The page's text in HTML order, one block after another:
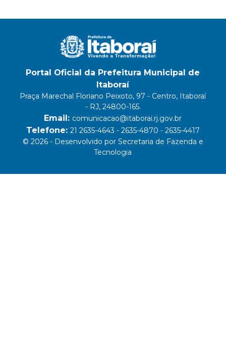
Portal Oficial da Prefeitura Municipal de
Itaboraí
Praça Marechal Floriano Peixoto, 97 - Centro, Itaboraí
- RJ, 24800-165.
Email: comunicacao@itaborai.rj.gov.br
Telefone: 21 2635-4643 - 2635-4870 - 2635-4417
© 2026 - Desenvolvido por Secretaria de Fazenda e
Tecnologia